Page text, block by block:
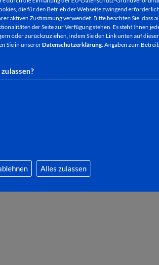
die für den Betrieb der Webseite zwingend
aktiven Zustimmung verwendet. Bitte beachten Sie, dass
der Seite zur Verfügung stehen. Es steht Ihnen
oder zurückzuziehen, indem Sie den Link unten auf
Sie in unsererDatenschutzerklärung. Angaben zum
Alles zulassen